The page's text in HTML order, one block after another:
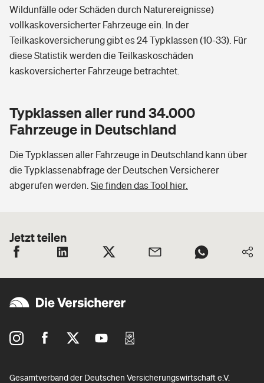
Wildunfälle oder Schäden durch Naturereignisse)
vollkaskoversicherter Fahrzeuge ein. In der
Teilkaskoversicherung gibt es 24 Typklassen (10-33). Für
diese Statistik werden die Teilkaskoschäden
kaskoversicherter Fahrzeuge betrachtet.
Typklassen aller rund 34.000
Fahrzeuge in Deutschland
Die Typklassen aller Fahrzeuge in Deutschland kann über
die Typklassenabfrage der Deutschen Versicherer
abgerufen werden. Sie finden das Tool hier.
Jetzt teilen
Gesamtverband der Deutschen Versicherungswirtschaft e.V.